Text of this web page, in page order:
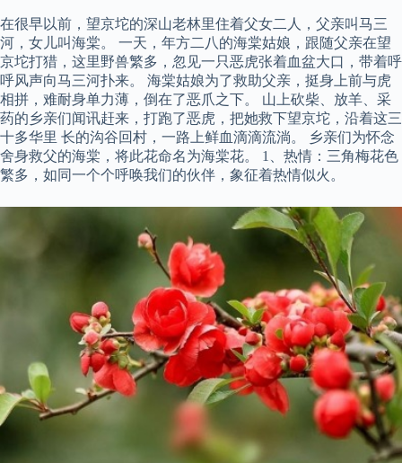
在很早以前，望京坨的深山老林里住着父女二人，父亲叫马三
河，女儿叫海棠。 一天，年方二八的海棠姑娘，跟随父亲在望
京坨打猎，这里野兽繁多，忽见一只恶虎张着血盆大口，带着呼
呼风声向马三河扑来。 海棠姑娘为了救助父亲，挺身上前与虎
相拼，难耐身单力薄，倒在了恶爪之下。 山上砍柴、放羊、采
药的乡亲们闻讯赶来，打跑了恶虎，把她救下望京坨，沿着这三
十多华里 长的沟谷回村，一路上鲜血滴滴流淌。 乡亲们为怀念
舍身救父的海棠，将此花命名为海棠花。 1、热情：三角梅花色
繁多，如同一个个呼唤我们的伙伴，象征着热情似火。